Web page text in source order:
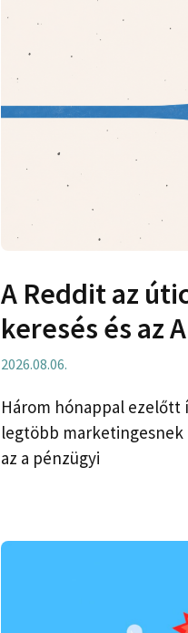
A Reddit az
keresés és az
2026.08.06.
Három hónappal
legtöbb marketingesnek
az a pénzügyi